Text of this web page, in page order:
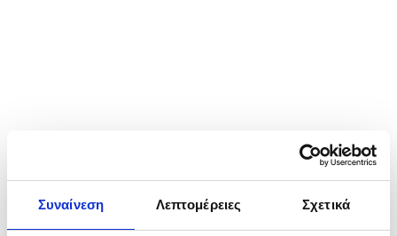
Συναίνεση Λεπτομέρειες Σχετικά